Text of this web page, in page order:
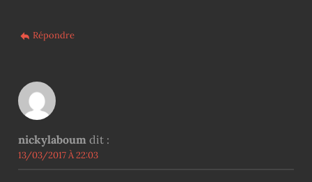
Répondre
nickylaboum dit :
13/03/2017 À 22:03